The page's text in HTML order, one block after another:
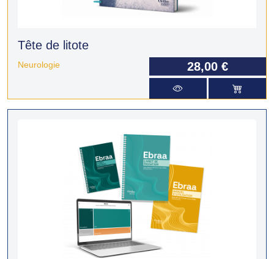
Tête de litote
Neurologie 28,00 €